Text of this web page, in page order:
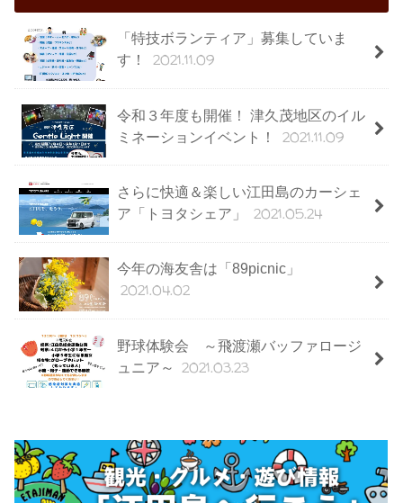
「特技ボランティア」募集していま
す！
2021.11.09
令和３年度も開催！ 津久茂地区のイル
ミネーションイベント！
2021.11.09
さらに快適＆楽しい江田島のカーシェ
ア「トヨタシェア」
2021.05.24
今年の海友舎は「89picnic」
2021.04.02
野球体験会 ～飛渡瀬バッファロージ
ュニア～
2021.03.23